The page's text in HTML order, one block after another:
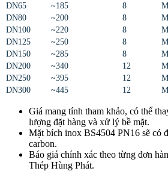
DN65
~185 8
DN80
~200 8
DN100
~220 8
DN125
~250 8
DN150
~285 8
DN200
~340 12
DN250
~395 12
DN300
~445 12
Giá mang tính tham khảo, có thể
lượng đặt hàng và xử lý bề mặt.
Mặt bích inox BS4504 PN16 sẽ có
carbon.
Báo giá chính xác theo từng đơn
Thép Hùng Phát.